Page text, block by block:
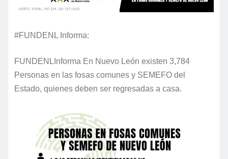
#FUNDENL Informa:
FUNDENLInforma En Nuevo León existen 3,784
Personas en las fosas comunes y SEMEFO del
Estado, quienes deben ser regresadas a casa.